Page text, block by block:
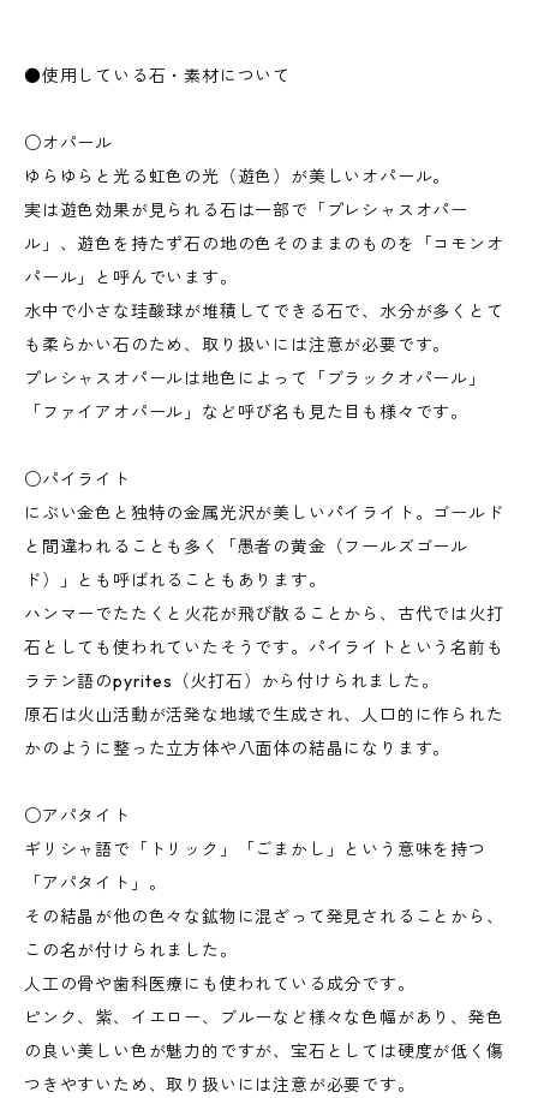
●使用している石・素材について
○オパール
ゆらゆらと光る虹色の光（遊色）が美しいオパール。
実は遊色効果が見られる石は一部で「プレシャスオパー
ル」、遊色を持たず石の地の色そのままのものを「コモンオ
パール」と呼んでいます。
水中で小さな珪酸球が堆積してできる石で、水分が多くとて
も柔らかい石のため、取り扱いには注意が必要です。
プレシャスオパールは地色によって「ブラックオパール」
「ファイアオパール」など呼び名も見た目も様々です。
○パイライト
にぶい金色と独特の金属光沢が美しいパイライト。ゴールド
と間違われることも多く「愚者の黄金（フールズゴール
ド）」とも呼ばれることもあります。
ハンマーでたたくと火花が飛び散ることから、古代では火打
石としても使われていたそうです。パイライトという名前も
ラテン語のpyrites（火打石）から付けられました。
原石は火山活動が活発な地域で生成され、人口的に作られた
かのように整った立方体や八面体の結晶になります。
○アパタイト
ギリシャ語で「トリック」「ごまかし」という意味を持つ
「アパタイト」。
その結晶が他の色々な鉱物に混ざって発見されることから、
この名が付けられました。
人工の骨や歯科医療にも使われている成分です。
ピンク、紫、イエロー、ブルーなど様々な色幅があり、発色
の良い美しい色が魅力的ですが、宝石としては硬度が低く傷
つきやすいため、取り扱いには注意が必要です。